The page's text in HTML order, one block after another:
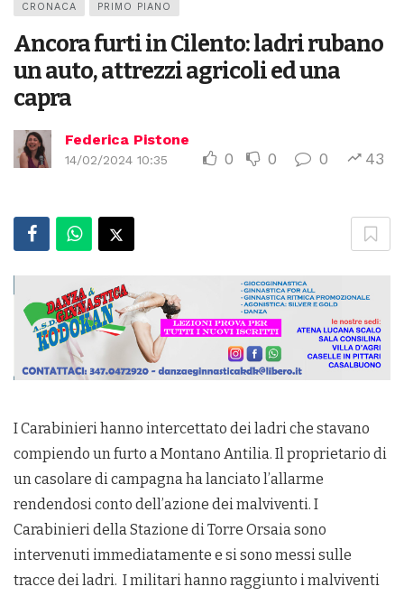
CRONACA PRIMO PIANO
Ancora furti in Cilento: ladri rubano
un auto, attrezzi agricoli ed una
capra
Federica Pistone
14/02/2024 10:35 0 0 0 43
I Carabinieri hanno intercettato dei ladri che stavano
compiendo un furto a Montano Antilia. Il proprietario di
un casolare di campagna ha lanciato l’allarme
rendendosi conto dell’azione dei malviventi. I
Carabinieri della Stazione di Torre Orsaia sono
intervenuti immediatamente e si sono messi sulle
tracce dei ladri. I militari hanno raggiunto i malviventi